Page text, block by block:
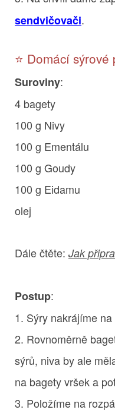
sendvičovači.
⭐ Domácí sýrové
Suroviny:
4 bagety
100 g Nivy
100 g Ementálu
100 g Goudy
100 g Eidamu
olej
Dále čtěte: Jak
Postup:
1. Sýry nakrájíme
2. Rovnoměrně
sýrů, niva by ale
na bagety vršek a
3. Položíme na